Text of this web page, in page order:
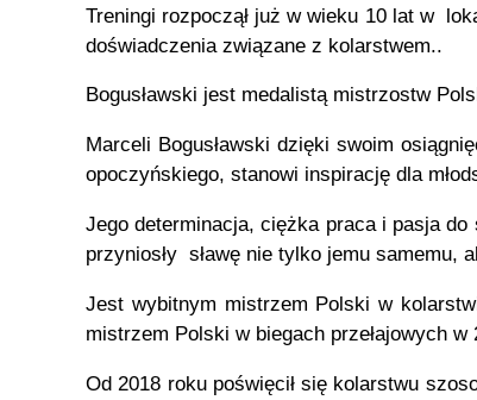
Treningi rozpoczął już w wieku 10 lat w
doświadczenia związane z kolarstwem..
Bogusławski jest medalistą mistrzostw
Marceli Bogusławski dzięki swoim
opoczyńskiego, stanowi inspirację dla
Jego determinacja, ciężka praca i pasja
przyniosły sławę nie tylko jemu samemu,
Jest wybitnym mistrzem Polski w
mistrzem Polski w biegach przełajowych
Od 2018 roku poświęcił się kolarstwu